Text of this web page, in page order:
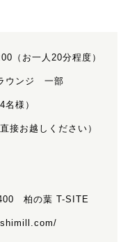
（お一人20分程度）
ウンジ 一部
名様）
接お越しください）
柏の葉 T-SITE